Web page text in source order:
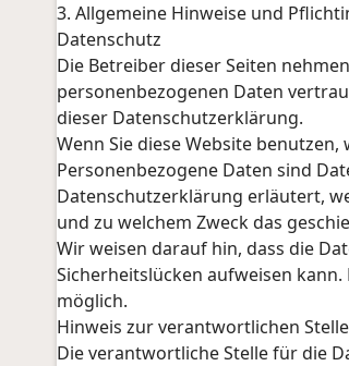
3. Allgemeine Hinweise und
Datenschutz
Die Betreiber dieser Seiten
personenbezogenen Daten
dieser Datenschutzerklärung.
Wenn Sie diese Website
Personenbezogene Daten sind
Datenschutzerklärung erläutert,
und zu welchem Zweck das
Wir weisen darauf hin, dass die
Sicherheitslücken aufweisen
möglich.
Hinweis zur verantwortlichen Stelle
Die verantwortliche Stelle für die